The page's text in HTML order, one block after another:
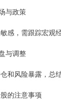
与政策
感，需跟踪宏观
与调整
和风险暴露，总
的注意事项